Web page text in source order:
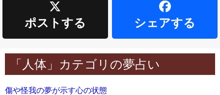
ポストする シェアする
「人体」カテゴリの夢占い
傷や怪我の夢が示す心の状態